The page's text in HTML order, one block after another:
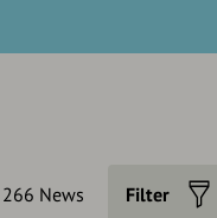
266 News Filter